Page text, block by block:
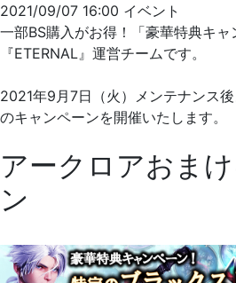
2021/09/07 16:00 イベント
一部BS購入がお得！「豪華特典キャ
『ETERNAL』運営チームです。
2021年9月7日（火）メンテナンス
のキャンペーンを開催いたします。
アークロアおま
ン